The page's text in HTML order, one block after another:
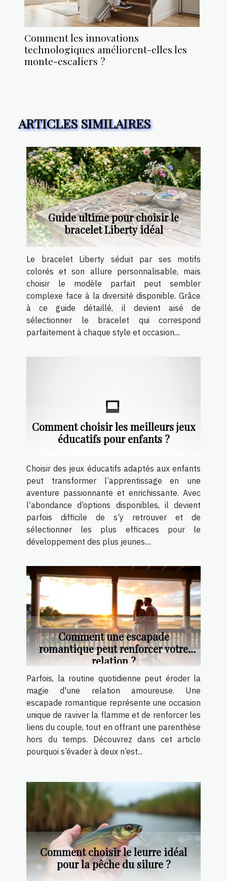
Comment les innovations
technologiques améliorent-elles les
monte-escaliers ?
ARTICLES SIMILAIRES
Guide ultime pour choisir le
bracelet Liberty idéal
Le bracelet Liberty séduit par ses motifs
colorés et son allure personnalisable, mais
choisir le modèle parfait peut sembler
complexe face à la diversité disponible. Grâce
à ce guide détaillé, il devient aisé de
sélectionner le bracelet qui correspond
parfaitement à chaque style et occasion....
Comment choisir les meilleurs jeux
éducatifs pour enfants ?
Choisir des jeux éducatifs adaptés aux enfants
peut transformer l’apprentissage en une
aventure passionnante et enrichissante. Avec
l’abondance d’options disponibles, il devient
parfois difficile de s’y retrouver et de
sélectionner les plus efficaces pour le
développement des plus jeunes....
Comment une escapade
romantique peut renforcer votre
relation ?
Parfois, la routine quotidienne peut éroder la
magie d'une relation amoureuse. Une
escapade romantique représente une occasion
unique de raviver la flamme et de renforcer les
liens du couple, tout en offrant une parenthèse
hors du temps. Découvrez dans cet article
pourquoi s’évader à deux n’est...
Comment choisir le leurre idéal
pour la pêche du silure ?